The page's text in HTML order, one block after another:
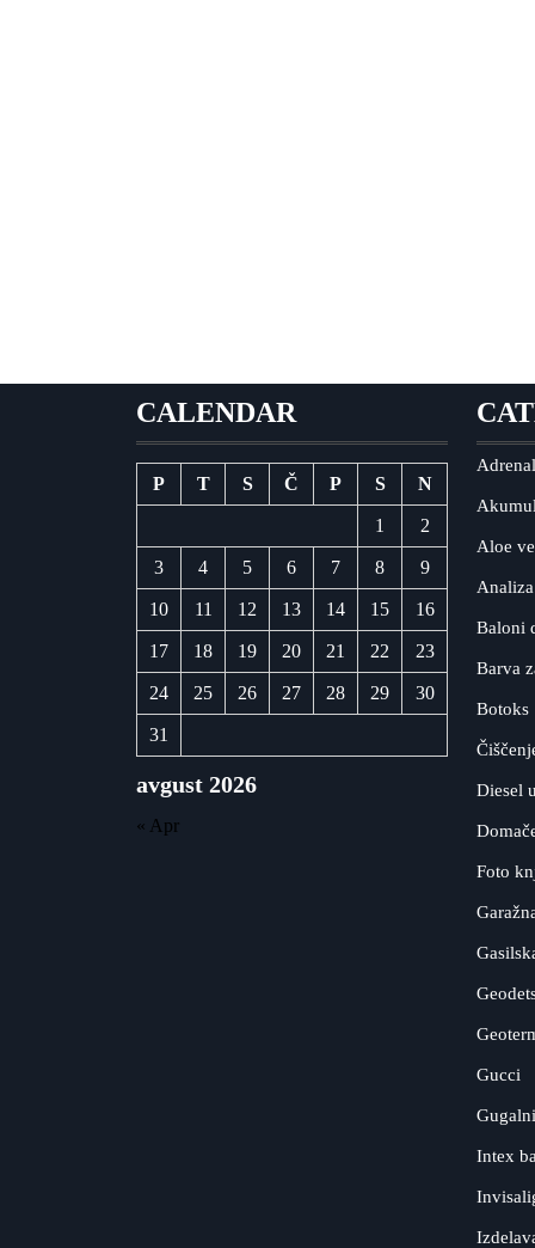
CALENDAR
avgust 2026
P T S Č P S N
1 2
3 4 5 6 7 8 9
10 11 12 13 14 15 16
17 18 19 20 21 22 23
24 25 26 27 28 29 30
31
« Apr
Aloe
Baloni
Barva
Botoks
Diesel
Foto
Gucci
Intex